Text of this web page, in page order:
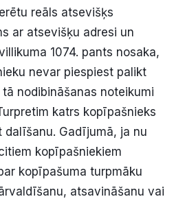
reāls atsevišķs
ar atsevišķu adresi un
1074. pants nosaka,
nevar piespiest palikt
nodibināšanas noteikumi
katrs kopīpašnieks
Gadījumā, ja nu
kopīpašniekiem
kopīpašuma turpmāku
atsavināšanu vai